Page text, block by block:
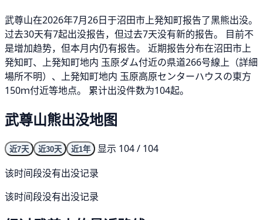
武尊山在2026年7月26日于沼田市上発知町报告了黑熊出没。
过去30天有7起出没报告，但过去7天没有新的报告。 目前不
是增加趋势，但本月内仍有报告。 近期报告分布在沼田市上
発知町、上発知町地内 玉原ダム付近の県道266号線上（詳細
場所不明）、上発知町地内 玉原高原センターハウスの東方
150ｍ付近等地点。 累计出没件数为104起。
武尊山熊出没地图
近7天 近30天 近1年
显示 104 / 104
该时间段没有出没记录
该时间段没有出没记录